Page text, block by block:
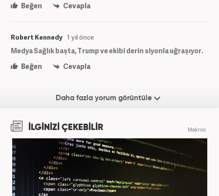
Beğen
Cevapla
Robert Kennedy 1 yıl önce
Medya Sağlık başta, Trump ve ekibi derin siyonla uğraşıyor.
Beğen
Cevapla
Daha fazla yorum görüntüle
İLGİNİZİ ÇEKEBİLİR Makroo